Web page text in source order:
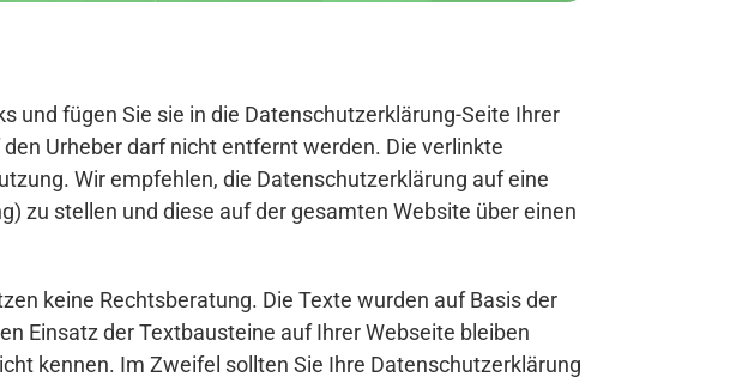
und fügen Sie sie in die Datenschutzerklärung-Seite Ihrer
Urheber darf nicht entfernt werden. Die verlinkte
Wir empfehlen, die Datenschutzerklärung auf eine
zu stellen und diese auf der gesamten Website über einen
keine Rechtsberatung. Die Texte wurden auf Basis der
Einsatz der Textbausteine auf Ihrer Webseite bleiben
kennen. Im Zweifel sollten Sie Ihre Datenschutzerklärung